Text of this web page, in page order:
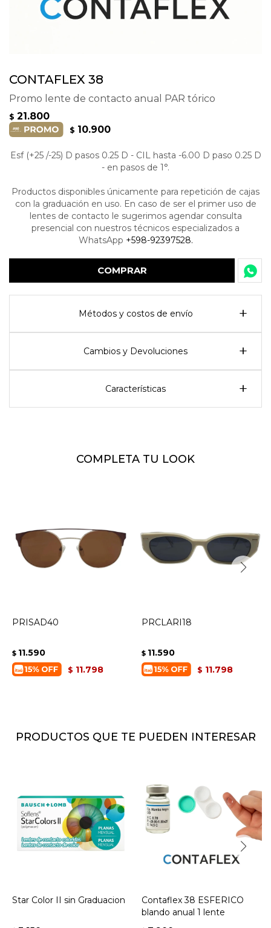
CONTAFLEX 38
Promo lente de contacto anual PAR tórico
$ 21.800
$ 10.900
Esf (+25 /-25) D pasos 0.25 D - CIL hasta -6.00 D paso 0.25 D
- en pasos de 1°.
Productos disponibles únicamente para repetición de cajas
con la graduación en uso. En caso de ser el primer uso de
lentes de contacto le sugerimos agendar consulta
presencial con nuestros técnicos especializados a
WhatsApp +598-92397528.
COMPRAR
Métodos y costos de envío
Cambios y Devoluciones
Características
COMPLETA TU LOOK
PRISAD40
$ 11.590
$ 11.798
PRCLARI18
$ 11.590
$ 11.798
PRODUCTOS QUE TE PUEDEN INTERESAR
Star Color II sin Graduacion
Contaflex 38 ESFERICO
blando anual 1 lente